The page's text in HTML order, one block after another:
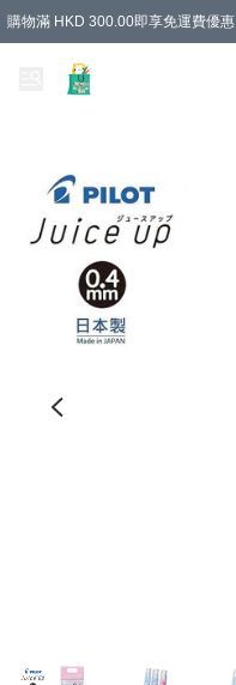
購物滿 HKD 300.00即享免運費優